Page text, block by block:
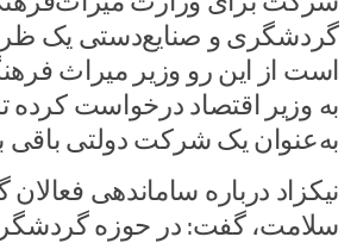
گردشگری و صنایع‌دستی یک
است از این‌ رو وزیر میراث
به وزیر اقتصاد درخواست کرده
به‌عنوان یک شرکت دولتی باقی
نیکزاد درباره ساماندهی
سلامت، گفت: در حوزه